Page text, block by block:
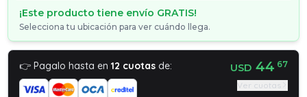
¡Este producto tiene envío GRATIS!
Selecciona tu ubicación para ver cuándo llega.
👉 Pagalo hasta en12 cuotas de: USD 44 67
Ver cuotas